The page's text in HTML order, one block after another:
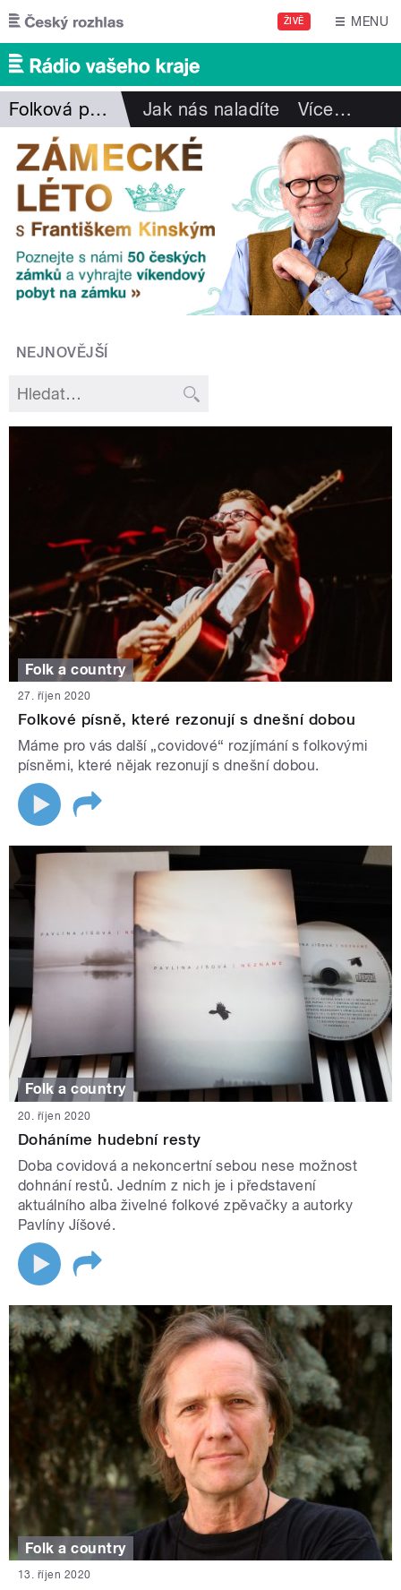
Přejít k hlavnímu obsahu
ŽIVĚ MENU
Folková pohlazení Jak nás naladíte Více…
NEJNOVĚJŠÍ
Folk a country
27. říjen 2020
Folkové písně, které rezonují s dnešní dobou
Máme pro vás další „covidové“ rozjímání s folkovými
písněmi, které nějak rezonují s dnešní dobou.
Folk a country
20. říjen 2020
Doháníme hudební resty
Doba covidová a nekoncertní sebou nese možnost
dohnání restů. Jedním z nich je i představení
aktuálního alba živelné folkové zpěvačky a autorky
Pavlíny Jíšové.
Folk a country
13. říjen 2020